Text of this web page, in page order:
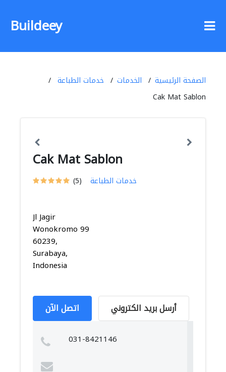
Buildeey
الصفحة الرئيسية الخدمات
خدمات الطباعة
Cak Mat Sablon
Cak Mat Sablon
(5) خدمات الطباعة
Jl Jagir
Wonokromo 99
60239,
Surabaya,
Indonesia
اتصل الآن أرسل بريد الكتروني
031-8421146